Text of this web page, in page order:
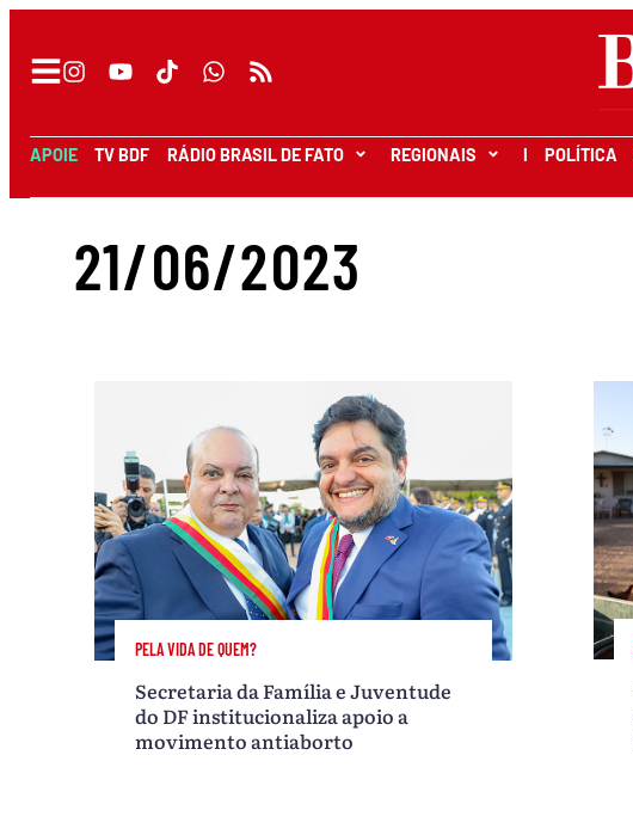
APOIE TV BDF RÁDIO BRASIL DE FATO REGIONAIS I POLÍTICA
21/06/2023
PELA VIDA DE QUEM?
Secretaria da Família e Juventude
do DF institucionaliza apoio a
movimento antiaborto